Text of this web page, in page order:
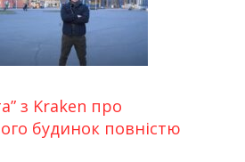
з Kraken про
будинок повністю